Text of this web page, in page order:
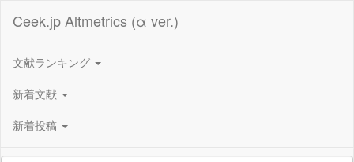
Ceek.jp Altmetrics (α ver.)
文献ランキング
新着文献
新着投稿